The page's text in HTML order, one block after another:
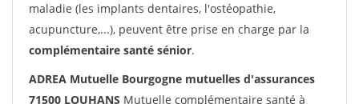
maladie (les implants dentaires, l'ostéopathie,
acupuncture,...), peuvent être prise en charge par la
complémentaire santé sénior.
ADREA Mutuelle Bourgogne mutuelles d'assurances
71500 LOUHANS Mutuelle complémentaire santé à